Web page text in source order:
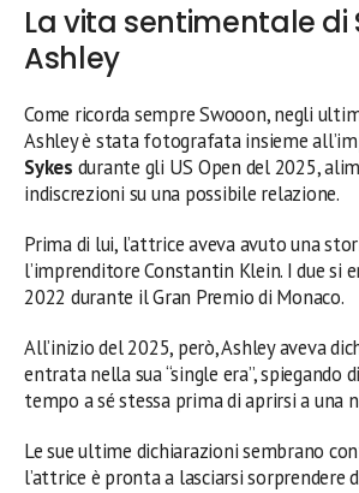
La vita sentimentale di
Ashley
Come ricorda sempre Swooon, negli
Ashley è stata fotografata insieme
Sykes durante gli US Open del 2025,
indiscrezioni su una possibile relazione.
Prima di lui, l’attrice aveva avuto una
l’imprenditore Constantin Klein. I due si
2022 durante il Gran Premio di Monaco.
All’inizio del 2025, però, Ashley aveva
entrata nella sua “single era”, spiegando
tempo a sé stessa prima di aprirsi a una
Le sue ultime dichiarazioni sembrano
l’attrice è pronta a lasciarsi sorprendere